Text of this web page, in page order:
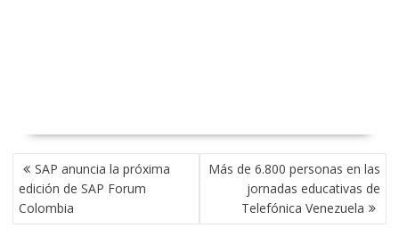
NAVEGACIÓN
DE
ENTRADAS
SAP anuncia la próxima
edición de SAP Forum
Colombia
Más de 6.800 personas en las
jornadas educativas de
Telefónica Venezuela